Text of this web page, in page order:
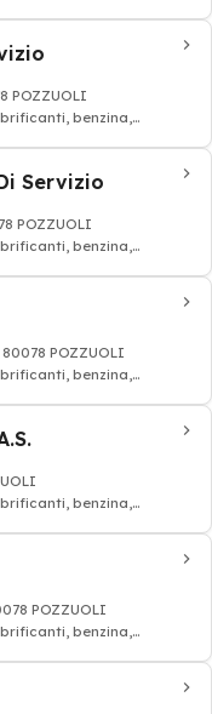
POZZUOLI
benzina,
Servizio
POZZUOLI
benzina,
POZZUOLI
benzina,
benzina,
POZZUOLI
benzina,